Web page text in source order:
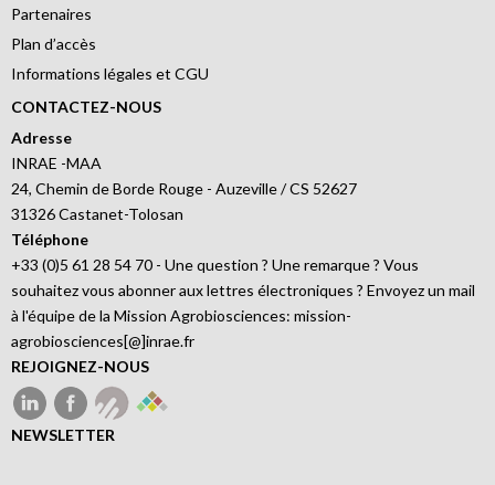
Partenaires
Plan d’accès
Informations légales et CGU
CONTACTEZ-NOUS
Adresse
INRAE -MAA
24, Chemin de Borde Rouge - Auzeville / CS 52627
31326 Castanet-Tolosan
Téléphone
+33 (0)5 61 28 54 70 - Une question ? Une remarque ? Vous
souhaitez vous abonner aux lettres électroniques ? Envoyez un mail
à l'équipe de la Mission Agrobiosciences: mission-
agrobiosciences[@]inrae.fr
REJOIGNEZ-NOUS
NEWSLETTER